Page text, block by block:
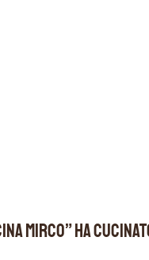
Mirco” ha